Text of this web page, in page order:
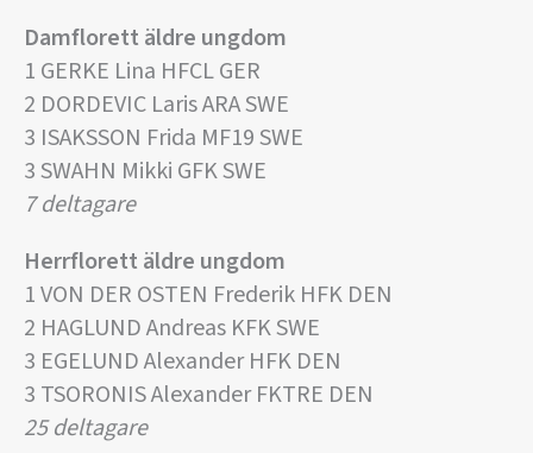
Damflorett äldre ungdom
1 GERKE Lina HFCL GER
2 DORDEVIC Laris ARA SWE
3 ISAKSSON Frida MF19 SWE
3 SWAHN Mikki GFK SWE
7 deltagare
Herrflorett äldre ungdom
1 VON DER OSTEN Frederik HFK DEN
2 HAGLUND Andreas KFK SWE
3 EGELUND Alexander HFK DEN
3 TSORONIS Alexander FKTRE DEN
25 deltagare